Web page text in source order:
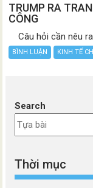
TRUMP RA
CÔNG
Câu hỏi cần nêu ra
BÌNH LUẬN KINH TẾ
Search
Thời mục